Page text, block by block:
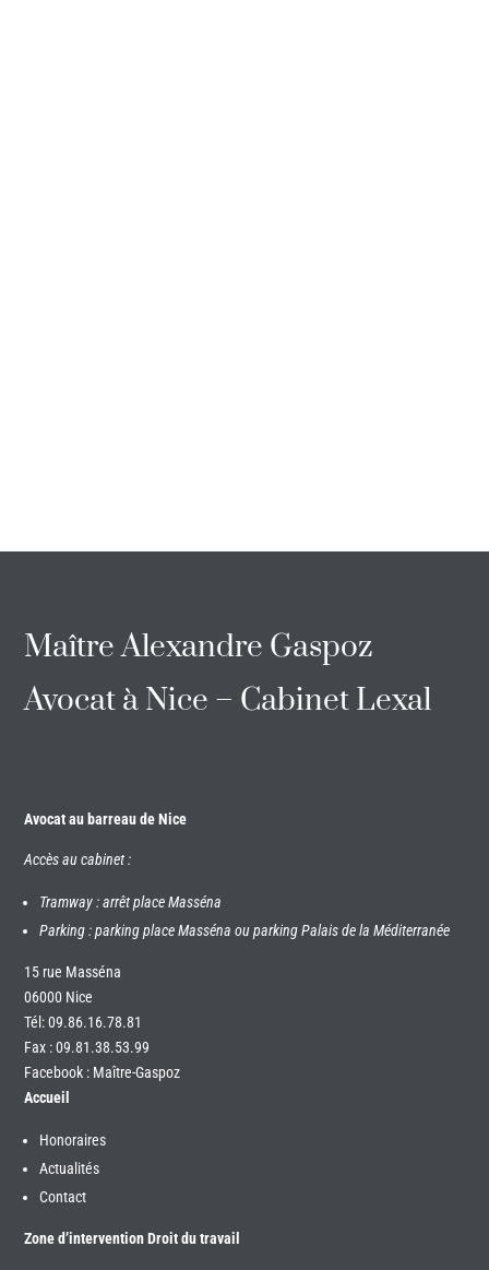
Maître Alexandre Gaspoz
Avocat à Nice – Cabinet Lexal
Avocat au barreau de Nice
Accès au cabinet :
Tramway : arrêt place Masséna
Parking : parking place Masséna ou parking Palais de la Méditerranée
15 rue Masséna
06000 Nice
Tél:09.86.16.78.81
Fax : 09.81.38.53.99
Facebook : Maître-Gaspoz
Accueil
Honoraires
Actualités
Contact
Zone d’intervention Droit du travail